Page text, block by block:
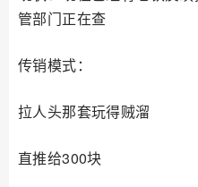
管部门正在查
传销模式：
拉人头那套玩得贼溜
直推给300块